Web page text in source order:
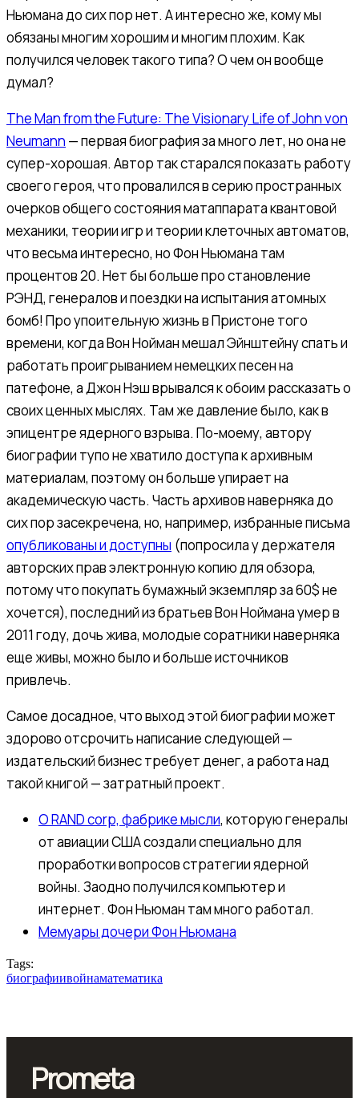
Ньюмана до сих пор нет. А интересно же, кому мы
обязаны многим хорошим и многим плохим. Как
получился человек такого типа? О чем он вообще
думал?
The Man from the Future: The Visionary Life of John von
Neumann — первая биография за много лет, но она не
супер-хорошая. Автор так старался показать работу
своего героя, что провалился в серию пространных
очерков общего состояния матаппарата квантовой
механики, теории игр и теории клеточных автоматов,
что весьма интересно, но Фон Ньюмана там
процентов 20. Нет бы больше про становление
РЭНД, генералов и поездки на испытания атомных
бомб! Про упоительную жизнь в Пристоне того
времени, когда Вон Нойман мешал Эйнштейну спать и
работать проигрыванием немецких песен на
патефоне, а Джон Нэш врывался к обоим рассказать о
своих ценных мыслях. Там же давление было, как в
эпицентре ядерного взрыва. По-моему, автору
биографии тупо не хватило доступа к архивным
материалам, поэтому он больше упирает на
академическую часть. Часть архивов наверняка до
сих пор засекречена, но, например, избранные письма
опубликованы и доступны (попросила у держателя
авторских прав электронную копию для обзора,
потому что покупать бумажный экземпляр за 60$ не
хочется), последний из братьев Вон Ноймана умер в
2011 году, дочь жива, молодые соратники наверняка
еще живы, можно было и больше источников
привлечь.
Самое досадное, что выход этой биографии может
здорово отсрочить написание следующей —
издательский бизнес требует денег, а работа над
такой книгой — затратный проект.
О RAND corp, фабрике мысли, которую генералы
от авиации США создали специально для
проработки вопросов стратегии ядерной
войны. Заодно получился компьютер и
интернет. Фон Ньюман там много работал.
Мемуары дочери Фон Ньюмана
Tags:
биографиивойнаматематика
Prometa